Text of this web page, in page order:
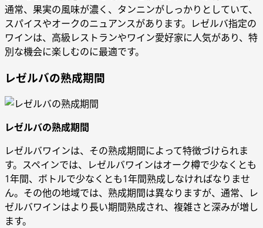
通常、果実の風味が濃く、タンニンがしっかりとしていて、
スパイスやオークのニュアンスがあります。レゼルバ指定の
ワインは、高級レストランやワイン愛好家に人気があり、特
別な機会に楽しむのに最適です。
レゼルバの熟成期間
レゼルバの熟成期間
レゼルバワインは、その熟成期間によって特​​徴づけられま
す。スペインでは、レゼルバワインはオーク樽で少なくとも
1年間、ボトルで少なくとも1年間熟成しなければなりませ
ん。その他の地域では、熟成期間は異なりますが、通常、レ
ゼルバワインはより長い期間熟成され、複雑さと深みが増し
ます。